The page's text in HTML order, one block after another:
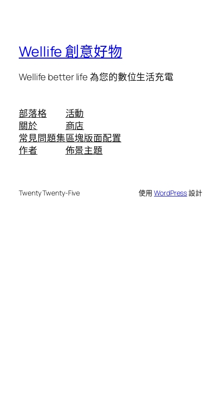
Wellife 創意好物
Wellife better life 為您的數位生活充電
部落格
關於
常見問題集
作者
活動
商店
區塊版面配置
佈景主題
Twenty Twenty-Five 使用WordPress設計